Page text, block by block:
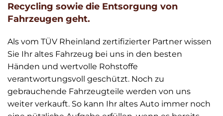
Recycling sowie die Entsorgung von
Fahrzeugen geht.
Als vom TÜV Rheinland zertifizierter Partner wissen
Sie Ihr altes Fahrzeug bei uns in den besten
Händen und wertvolle Rohstoffe
verantwortungsvoll geschützt. Noch zu
gebrauchende Fahrzeugteile werden von uns
weiter verkauft. So kann Ihr altes Auto immer noch